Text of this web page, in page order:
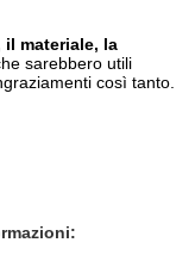
il materiale, la
sarebbero utili
così tanto.